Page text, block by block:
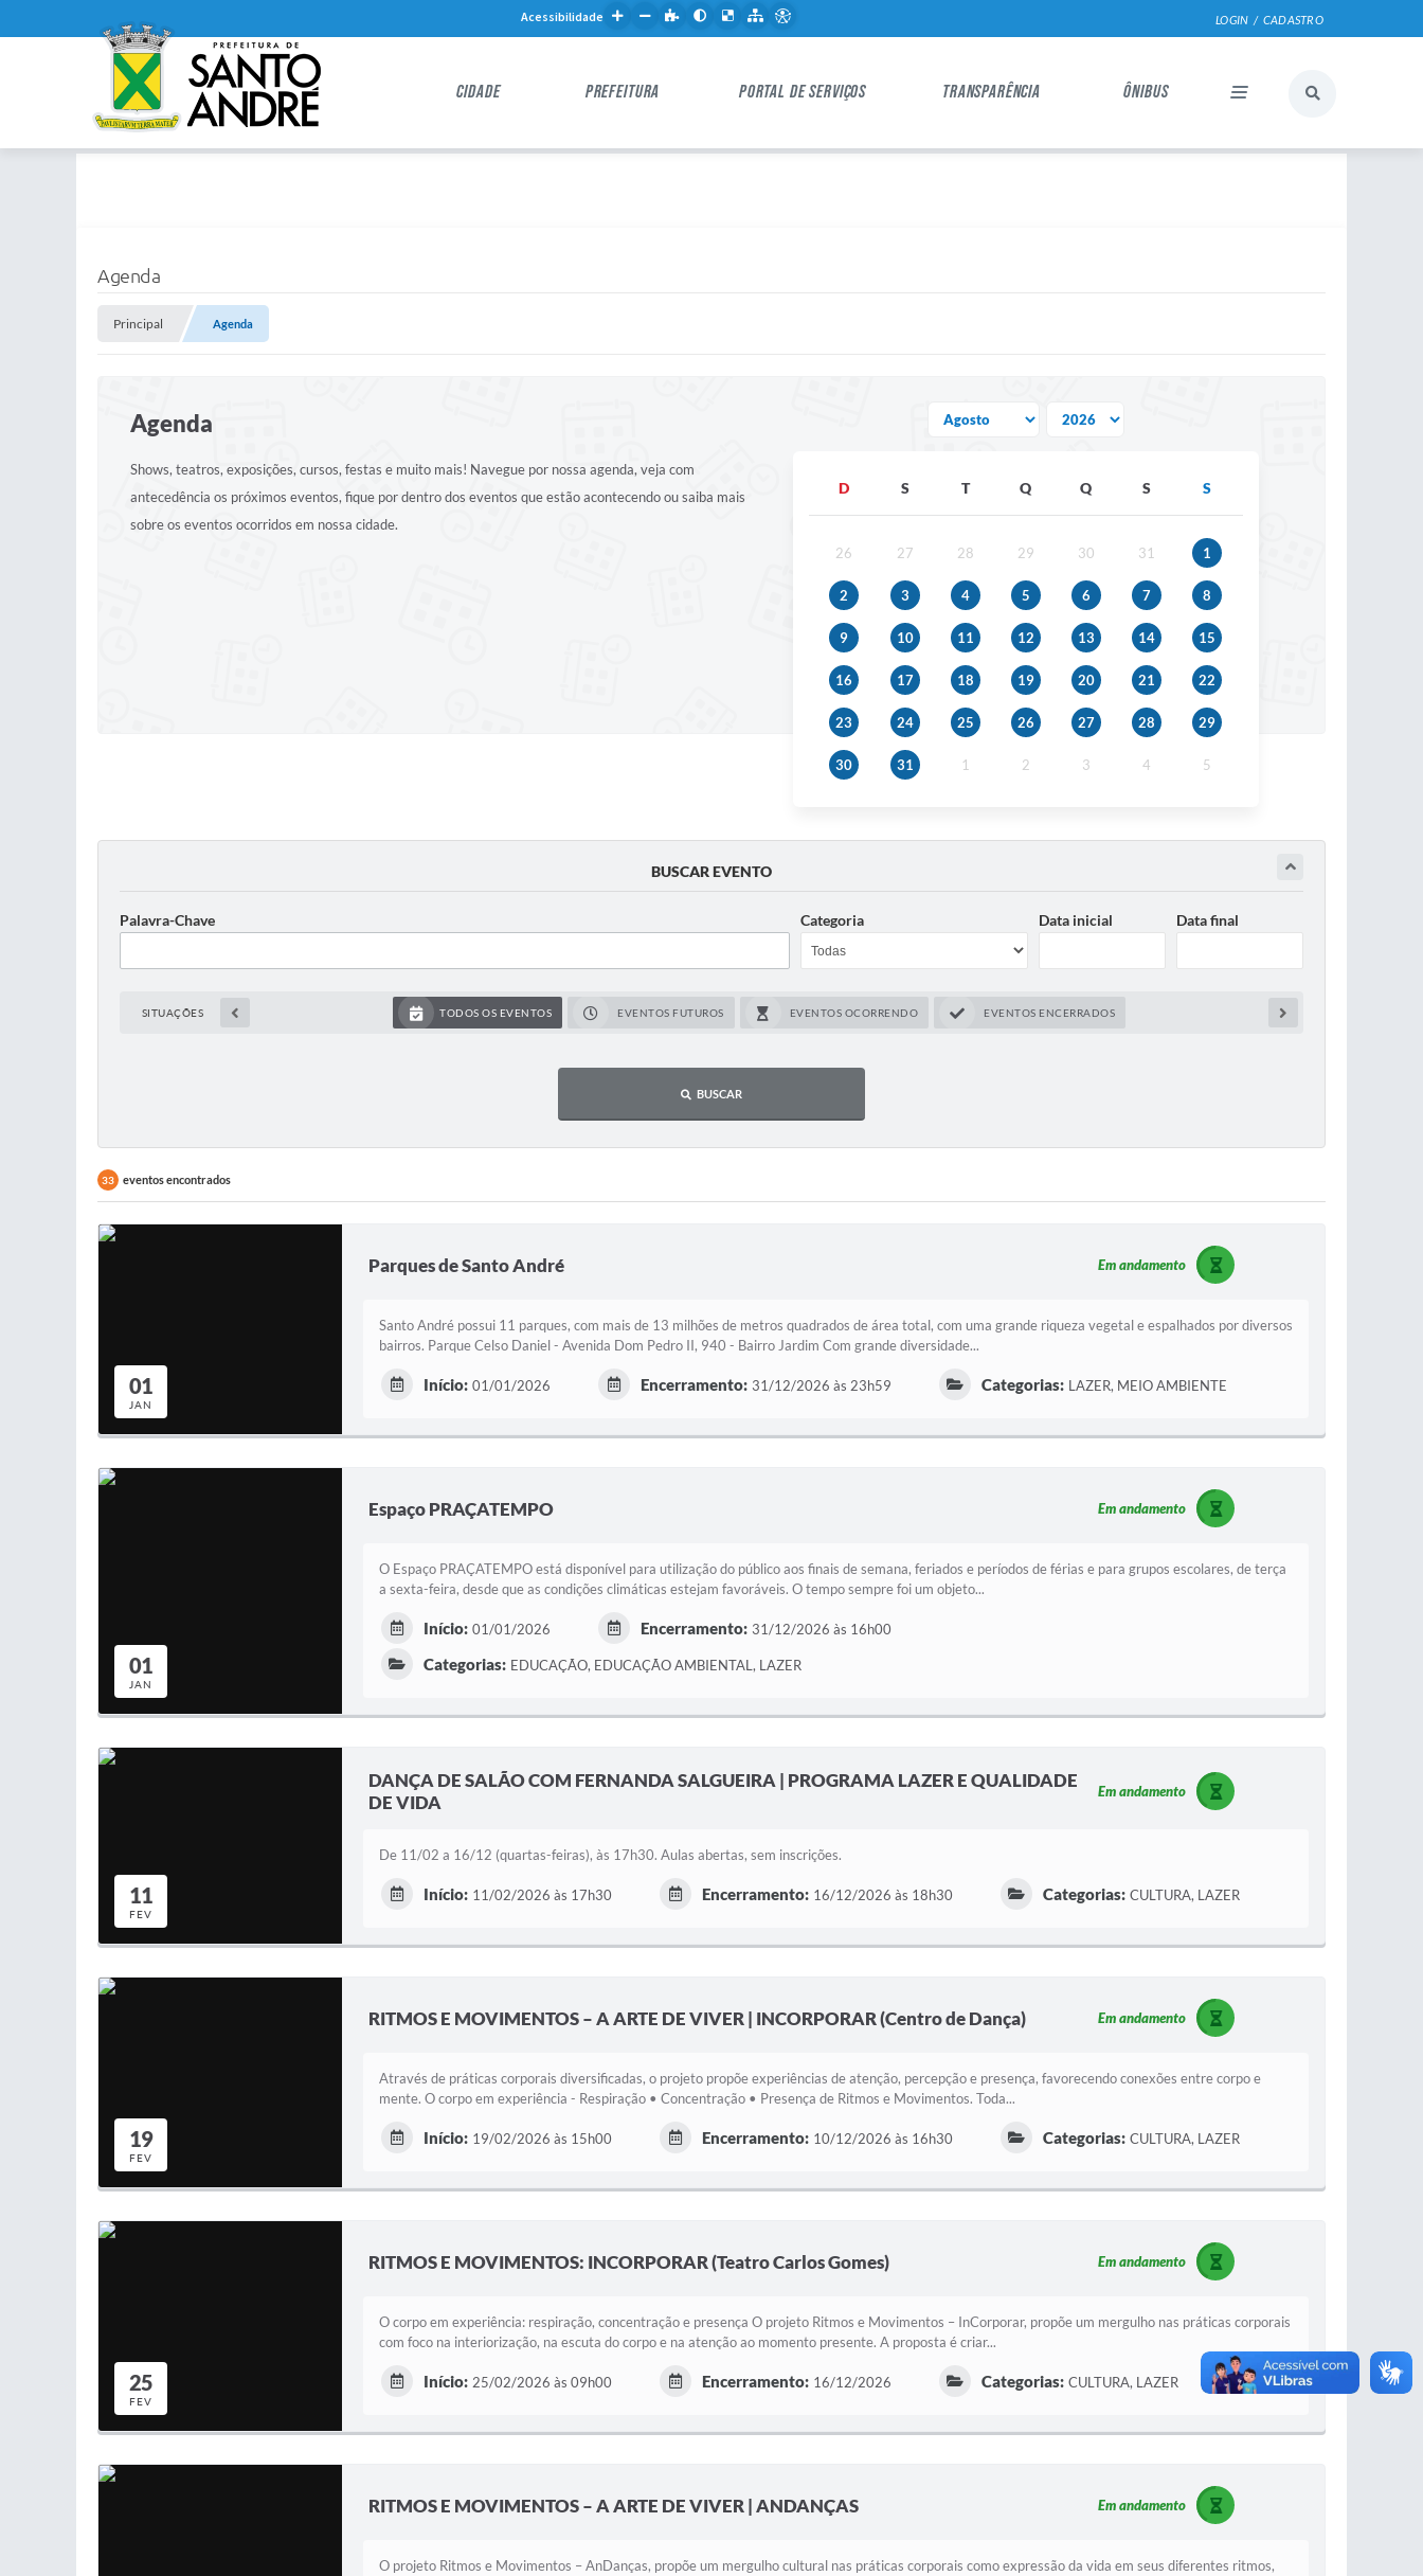
LOGIN / CADASTRO
Acessibilidade
CIDADE PREFEITURA PORTAL DE SERVIÇOS TRANSPARÊNCIA ÔNIBUS
Agenda
Principal Agenda
Agenda
Shows, teatros, exposições, cursos, festas e muito mais! Navegue por nossa agenda, veja com
antecedência os próximos eventos, fique por dentro dos eventos que estão acontecendo ou saiba mais
sobre os eventos ocorridos em nossa cidade.
D S T Q Q S S
26 27 28 29 30 31 1
2 3 4 5 6 7 8
9 10 11 12 13 14 15
16 17 18 19 20 21 22
23 24 25 26 27 28 29
30 31 1 2 3 4 5
BUSCAR EVENTO
Palavra-Chave Categoria Data inicial Data final
SITUAÇÕES TODOS OS EVENTOS EVENTOS FUTUROS EVENTOS OCORRENDO EVENTOS ENCERRADOS
BUSCAR
33 eventos encontrados
01
JAN
Parques de Santo André Em andamento
Santo André possui 11 parques, com mais de 13 milhões de metros quadrados de área total, com uma grande riqueza vegetal e espalhados por diversos
bairros. Parque Celso Daniel - Avenida Dom Pedro II, 940 - Bairro Jardim Com grande diversidade...
Início: 01/01/2026 Encerramento: 31/12/2026 às 23h59 Categorias: LAZER, MEIO AMBIENTE
01
JAN
Espaço PRAÇATEMPO Em andamento
O Espaço PRAÇATEMPO está disponível para utilização do público aos finais de semana, feriados e períodos de férias e para grupos escolares, de terça
a sexta-feira, desde que as condições climáticas estejam favoráveis. O tempo sempre foi um objeto...
Início: 01/01/2026 Encerramento: 31/12/2026 às 16h00
Categorias: EDUCAÇÃO, EDUCAÇÃO AMBIENTAL, LAZER
11
FEV
DANÇA DE SALÃO COM FERNANDA SALGUEIRA | PROGRAMA LAZER E QUALIDADE
DE VIDA
Em andamento
De 11/02 a 16/12 (quartas-feiras), às 17h30. Aulas abertas, sem inscrições.
Início: 11/02/2026 às 17h30 Encerramento: 16/12/2026 às 18h30 Categorias: CULTURA, LAZER
19
FEV
RITMOS E MOVIMENTOS – A ARTE DE VIVER | INCORPORAR (Centro de Dança) Em andamento
Através de práticas corporais diversificadas, o projeto propõe experiências de atenção, percepção e presença, favorecendo conexões entre corpo e
mente. O corpo em experiência - Respiração • Concentração • Presença de Ritmos e Movimentos. Toda...
Início: 19/02/2026 às 15h00 Encerramento: 10/12/2026 às 16h30 Categorias: CULTURA, LAZER
25
FEV
RITMOS E MOVIMENTOS: INCORPORAR (Teatro Carlos Gomes) Em andamento
O corpo em experiência: respiração, concentração e presença O projeto Ritmos e Movimentos – InCorporar, propõe um mergulho nas práticas corporais
com foco na interiorização, na escuta do corpo e na atenção ao momento presente. A proposta é criar...
Início: 25/02/2026 às 09h00 Encerramento: 16/12/2026 Categorias: CULTURA, LAZER
RITMOS E MOVIMENTOS – A ARTE DE VIVER | ANDANÇAS Em andamento
O projeto Ritmos e Movimentos – AnDanças, propõe um mergulho cultural nas práticas corporais como expressão da vida em seus diferentes ritmos,